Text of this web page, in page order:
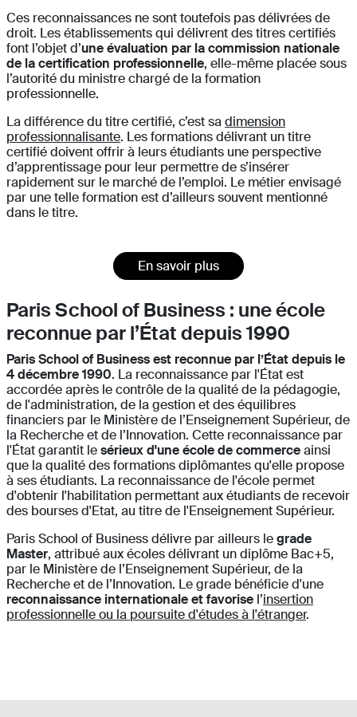
Ces reconnaissances ne sont toutefois pas délivrées de
droit. Les établissements qui délivrent des titres certifiés
font l’objet d’une évaluation par la commission nationale
de la certification professionnelle, elle-même placée sous
l’autorité du ministre chargé de la formation
professionnelle.
La différence du titre certifié, c’est sadimension
professionnalisante. Les formations délivrant un titre
certifié doivent offrir à leurs étudiants une perspective
d’apprentissage pour leur permettre de s’insérer
rapidement sur le marché de l’emploi. Le métier envisagé
par une telle formation est d’ailleurs souvent mentionné
dans le titre.
En savoir plus
Paris School of Business : une école
reconnue par l’État depuis 1990
Paris School of Business est reconnue par l’État depuis le
4 décembre 1990. La reconnaissance par l'État est
accordée après le contrôle de la qualité de la pédagogie,
de l'administration, de la gestion et des équilibres
financiers par le Ministère de l’Enseignement Supérieur, de
la Recherche et de l’Innovation. Cette reconnaissance par
l'État garantit lesérieux d'une école de commerceainsi
que la qualité des formations diplômantes qu'elle propose
à ses étudiants. La reconnaissance de l'école permet
d'obtenir l'habilitation permettant aux étudiants de recevoir
des bourses d'Etat, au titre de l'Enseignement Supérieur.
Paris School of Business délivre par ailleurs legrade
Master, attribué aux écoles délivrant un diplôme Bac+5,
par le Ministère de l’Enseignement Supérieur, de la
Recherche et de l’Innovation. Le grade bénéficie d'une
reconnaissance internationale et favorise l’insertion
professionnelle ou la poursuite d'études à l'étranger.